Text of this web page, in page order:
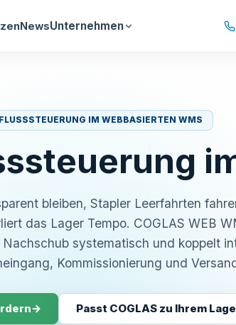
NewsUnternehmen
IM WEBBASIERTEN WMS
bleiben, Stapler Leerfahrten
das Lager Tempo. COGLAS WEB
systematisch und koppelt
Kommissionierung und
→ Passt COGLAS zu Ihrem